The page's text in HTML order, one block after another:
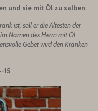
und sie mit Öl zu salben
ist, soll er die Ältesten der
Namen des Herrn mit Öl
Gebet wird den Kranken
15